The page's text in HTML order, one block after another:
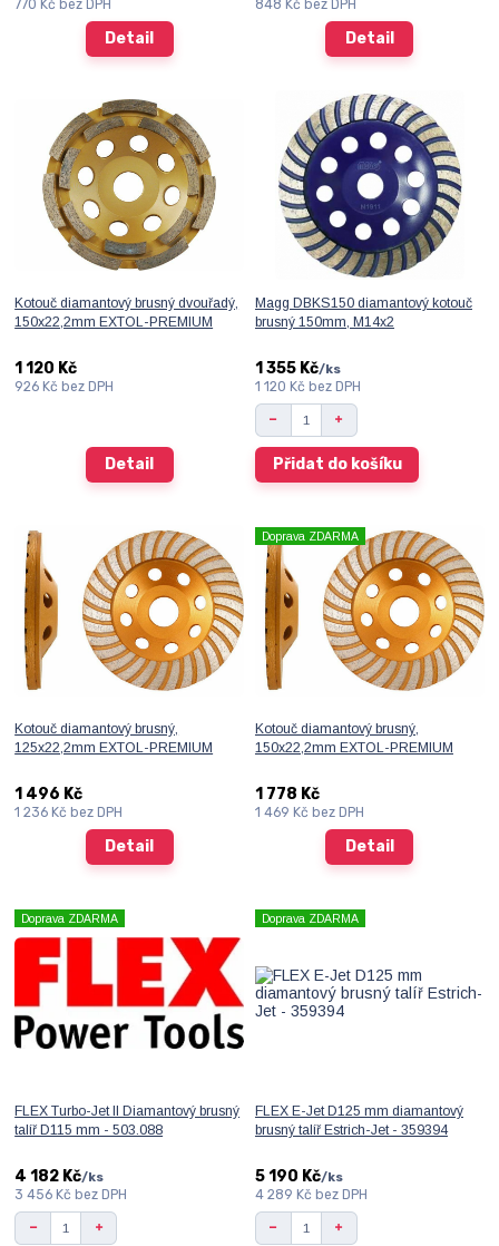
770 Kč bez DPH
Detail
848 Kč bez DPH
Detail
Kotouč diamantový brusný dvouřadý,
150x22,2mm EXTOL-PREMIUM
1 120 Kč
926 Kčbez DPH
Detail
Magg DBKS150 diamantový kotouč
brusný 150mm, M14x2
1 355 Kč/ks
1 120 Kč bez DPH
Přidat do košíku
Kotouč diamantový brusný,
125x22,2mm EXTOL-PREMIUM
1 496 Kč
1 236 Kčbez DPH
Detail
Doprava ZDARMA
Kotouč diamantový brusný,
150x22,2mm EXTOL-PREMIUM
1 778 Kč
1 469 Kč bez DPH
Detail
Doprava ZDARMA
FLEX Turbo-Jet II Diamantový brusný
talíř D115 mm - 503.088
4 182 Kč/ks
3 456 Kčbez DPH
Doprava ZDARMA
FLEX E-Jet D125 mm diamantový
brusný talíř Estrich-Jet - 359394
5 190 Kč/ks
4 289 Kč bez DPH